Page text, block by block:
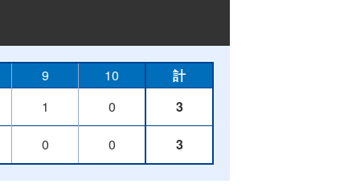
9 10
計
1 0 3
0 0 3